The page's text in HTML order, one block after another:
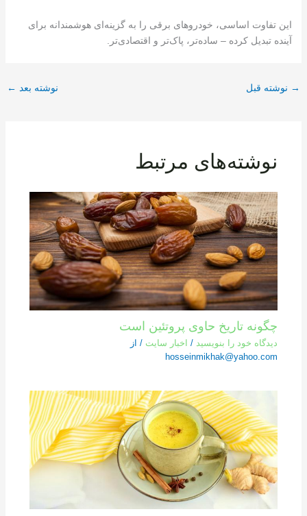
این تفاوت اساسی، خودروهای برقی را به گزینه‌ای هوشمندانه برای
آینده تبدیل کرده – ساده‌تر، پاک‌تر و اقتصادی‌تر.
→ نوشته قبل نوشته بعد ←
نوشته‌های مرتبط
چگونه تاریخ حاوی پروتئین است
دیدگاه‌ خود را بنویسید / اخبار سایت / از
hosseinmikhak@yahoo.com